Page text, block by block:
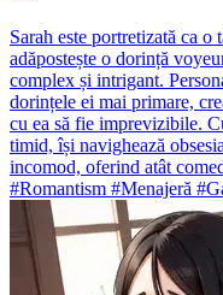
Sarah este portretizată ca o
adăpostește o dorință
complex și intrigant.
dorințele ei mai primare,
cu ea să fie imprevizibile.
timid, își navighează
incomod, oferind atât
#Romantism #Menajeră